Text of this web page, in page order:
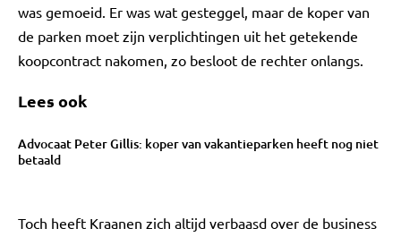
was gemoeid. Er was wat gesteggel, maar de koper van
de parken moet zijn verplichtingen uit het getekende
koopcontract nakomen, zo besloot de rechter onlangs.
Lees ook
Advocaat Peter Gillis: koper van vakantieparken heeft nog niet
betaald
Toch heeft Kraanen zich altijd verbaasd over de business